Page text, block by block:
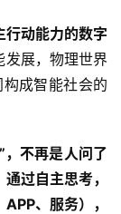
行动能力的数字
发展，物理世界
成智能社会的
，不再是人问了
过自主思考，
、服务），